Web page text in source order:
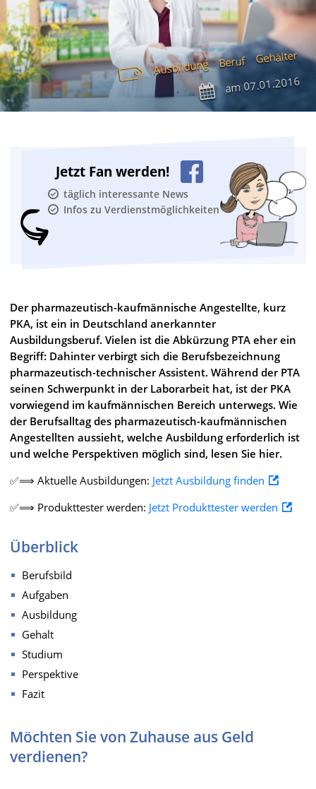
Ausbildung Beruf Gehälter
am07.01.2016
Jetzt Fan werden!
täglich interessante News
Infos zu Verdienstmöglichkeiten
Der pharmazeutisch-kaufmännische Angestellte, kurz
PKA, ist ein in Deutschland anerkannter
Ausbildungsberuf. Vielen ist die Abkürzung PTA eher ein
Begriff: Dahinter verbirgt sich die Berufsbezeichnung
pharmazeutisch-technischer Assistent. Während der PTA
seinen Schwerpunkt in der Laborarbeit hat, ist der PKA
vorwiegend im kaufmännischen Bereich unterwegs. Wie
der Berufsalltag des pharmazeutisch-kaufmännischen
Angestellten aussieht, welche Ausbildung erforderlich ist
und welche Perspektiven möglich sind, lesen Sie hier.
✅⟹ Aktuelle Ausbildungen: Jetzt Ausbildung finden
✅⟹ Produkttester werden: Jetzt Produkttester werden
Überblick
Berufsbild
Aufgaben
Ausbildung
Gehalt
Studium
Perspektive
Fazit
Möchten Sie von Zuhause aus Geld
verdienen?